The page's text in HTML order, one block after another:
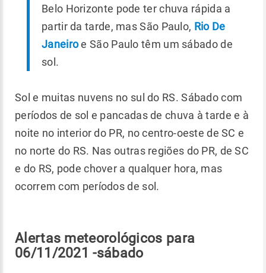
Belo Horizonte pode ter chuva rápida a
partir da tarde, mas São Paulo, Rio De
Janeiroe São Paulo têm um sábado de
sol.
Sol e muitas nuvens no sul do RS. Sábado com
períodos de sol e pancadas de chuva à tarde e à
noite no interior do PR, no centro-oeste de SC e
no norte do RS. Nas outras regiões do PR, de SC
e do RS, pode chover a qualquer hora, mas
ocorrem com períodos de sol.
Alertas meteorológicos para
06/11/2021 -sábado